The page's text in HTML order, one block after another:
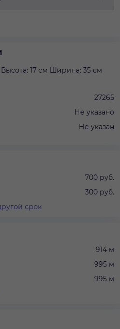
17 см Ширина: 35 см
27265
Не указано
Не указан
700 руб.
300 руб.
срок
914 м
995 м
995 м